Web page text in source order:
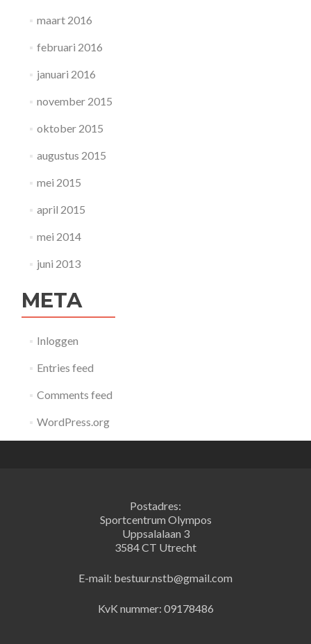
maart 2016
februari 2016
januari 2016
november 2015
oktober 2015
augustus 2015
mei 2015
april 2015
mei 2014
juni 2013
META
Inloggen
Entries feed
Comments feed
WordPress.org
Postadres:
Sportcentrum Olympos
Uppsalalaan 3
3584 CT Utrecht
E-mail: bestuur.nstb@gmail.com
KvK nummer: 09178486